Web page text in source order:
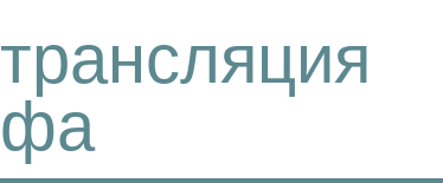
трансляция
фа